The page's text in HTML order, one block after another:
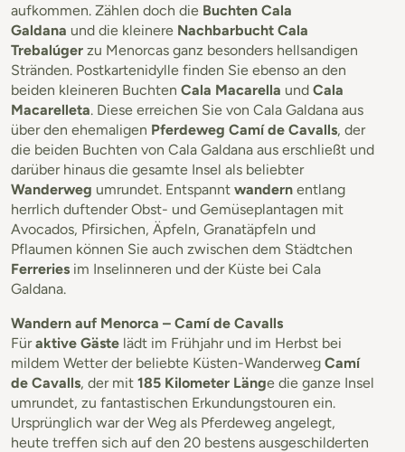
aufkommen. Zählen doch die Buchten Cala
Galdana und die kleinere Nachbarbucht Cala
Trebalúger zu Menorcas ganz besonders hellsandigen
Stränden. Postkartenidylle finden Sie ebenso an den
beiden kleineren Buchten Cala Macarella und Cala
Macarelleta. Diese erreichen Sie von Cala Galdana aus
über den ehemaligen Pferdeweg Camí de Cavalls, der
die beiden Buchten von Cala Galdana aus erschließt und
darüber hinaus die gesamte Insel als beliebter
Wanderweg umrundet. Entspannt wandern entlang
herrlich duftender Obst- und Gemüseplantagen mit
Avocados, Pfirsichen, Äpfeln, Granatäpfeln und
Pflaumen können Sie auch zwischen dem Städtchen
Ferreries im Inselinneren und der Küste bei Cala
Galdana.
Wandern auf Menorca – Camí de Cavalls
Füraktive Gäste lädt im Frühjahr und im Herbst bei
mildem Wetter der beliebte Küsten-Wanderweg Camí
de Cavalls, der mit 185 Kilometer Länge die ganze Insel
umrundet, zu fantastischen Erkundungstouren ein.
Ursprünglich war der Weg als Pferdeweg angelegt,
heute treffen sich auf den 20 bestens ausgeschilderten